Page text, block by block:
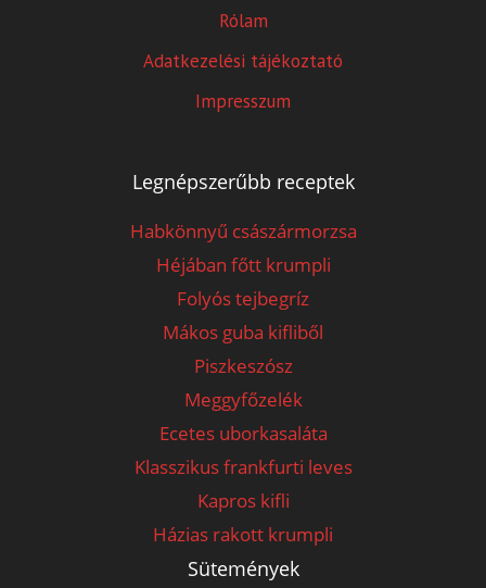
Rólam
Adatkezelési tájékoztató
Impresszum
Legnépszerűbb receptek
Habkönnyű császármorzsa
Héjában főtt krumpli
Folyós tejbegríz
Mákos guba kifliből
Piszkeszósz
Meggyfőzelék
Ecetes uborkasaláta
Klasszikus frankfurti leves
Kapros kifli
Házias rakott krumpli
Sütemények